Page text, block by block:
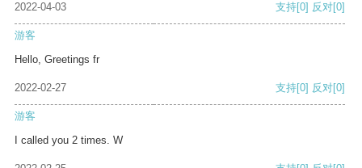
2022-04-03 支持[0] 反对[0]
游客
Hello, Greetings fr
2022-02-27 支持[0] 反对[0]
游客
I called you 2 times. W